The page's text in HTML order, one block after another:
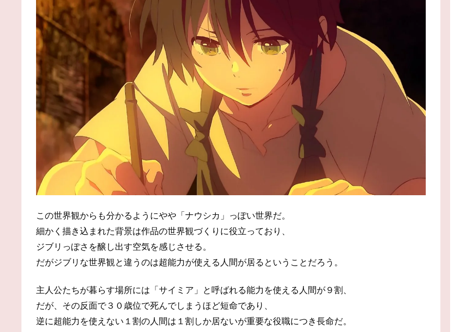
この世界観からも分かるようにやや「ナウシカ」っぽい世界だ。
細かく描き込まれた背景は作品の世界観づくりに役立っており、
ジブリっぽさを醸し出す空気を感じさせる。
だがジブリな世界観と違うのは超能力が使える人間が居るということだろう。
主人公たちが暮らす場所には「サイミア」と呼ばれる能力を使える人間が９割、
だが、その反面で３０歳位で死んでしまうほど短命であり、
逆に超能力を使えない１割の人間は１割しか居ないが重要な役職につき長命だ。